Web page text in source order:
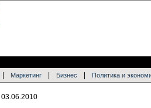
Маркетинг Бизнес Политика и
03.06.2010